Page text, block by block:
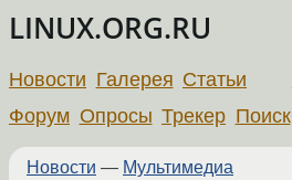
LINUX.ORG.RU
Новости Галерея Статьи
Форум Опросы Трекер Поиск
Новости — Мультимедиа